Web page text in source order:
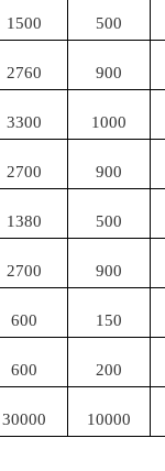
1500 500
2760 900
3300 1000
2700 900
1380 500
2700 900
600 150
600 200
30000 10000